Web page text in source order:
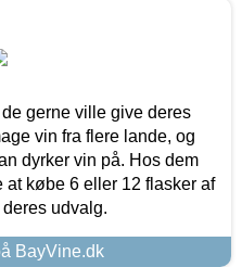
gerne ville give deres
vin fra flere lande, og
dyrker vin på. Hos dem
at købe 6 eller 12 flasker af
udvalg.
BayVine.dk